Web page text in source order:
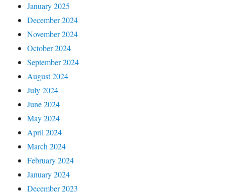
January 2025
December 2024
November 2024
October 2024
September 2024
August 2024
July 2024
June 2024
May 2024
April 2024
March 2024
February 2024
January 2024
December 2023